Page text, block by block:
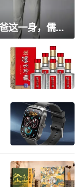
百元出头买一套！父亲节送爸爸这一身，儒雅有型还凉爽